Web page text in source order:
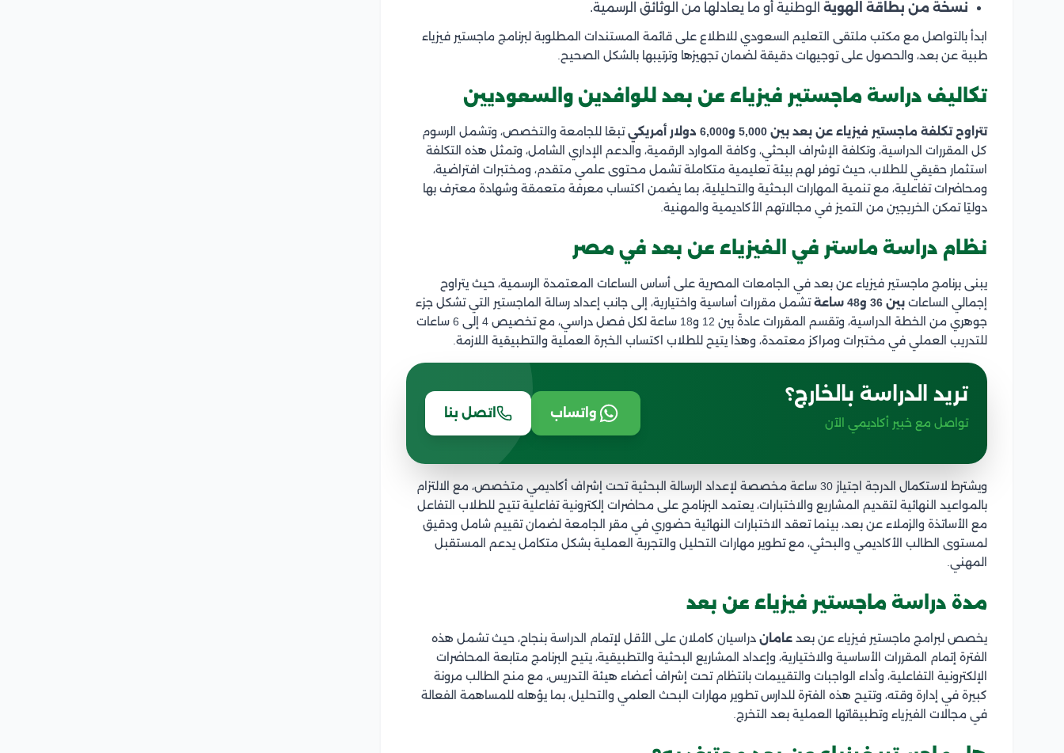
نسخة من بطاقة الهوية الوطنية أو ما يعادلها من الوثائق الرسمية.
ابدأ بالتواصل مع مكتب ملتقى التعليم السعودي للاطلاع على قائمة المستندات المطلوبة لبرنامج ماجستير فيزياء
طبية عن بعد، والحصول على توجيهات دقيقة لضمان تجهيزها وترتيبها بالشكل الصحيح.
تكاليف دراسة ماجستير فيزياء عن بعد للوافدين والسعوديين
تتراوح تكلفة ماجستير فيزياء عن بعد بين 5,000 و6,000 دولار أمريكي
تبعًا للجامعة والتخصص، وتشمل الرسوم
كل المقررات الدراسية، وتكلفة الإشراف البحثي، وكافة الموارد الرقمية، والدعم الإداري الشامل، وتمثل هذه التكلفة
استثمار حقيقي للطلاب، حيث توفر لهم بيئة تعليمية متكاملة تشمل محتوى علمي متقدم، ومختبرات افتراضية،
ومحاضرات تفاعلية، مع تنمية المهارات البحثية والتحليلية، بما يضمن اكتساب معرفة متعمقة وشهادة معترف بها
دوليًا تمكن الخريجين من التميز في مجالاتهم الأكاديمية والمهنية.
نظام دراسة ماستر في الفيزياء عن بعد في مصر
يبنى برنامج ماجستير فيزياء عن بعد في الجامعات المصرية على أساس الساعات المعتمدة الرسمية، حيث يتراوح
إجمالي الساعات بين 36 و48 ساعة
تشمل مقررات أساسية واختيارية، إلى جانب إعداد رسالة الماجستير التي تشكل جزء
جوهري من الخطة الدراسية، وتقسم المقررات عادةً بين 12 و18 ساعة لكل فصل دراسي، مع تخصيص 4 إلى 6 ساعات
للتدريب العملي في مختبرات ومراكز معتمدة، وهذا يتيح للطلاب اكتساب الخبرة العملية والتطبيقية اللازمة.
تريد الدراسة بالخارج؟
تواصل مع خبير أكاديمي الآن
واتساب اتصل بنا
ويشترط لاستكمال الدرجة اجتياز 30 ساعة مخصصة لإعداد الرسالة البحثية تحت إشراف أكاديمي متخصص، مع الالتزام
بالمواعيد النهائية لتقديم المشاريع والاختبارات، يعتمد البرنامج على محاضرات إلكترونية تفاعلية تتيح للطلاب التفاعل
مع الأساتذة والزملاء عن بعد، بينما تعقد الاختبارات النهائية حضوري في مقر الجامعة لضمان تقييم شامل ودقيق
لمستوى الطالب الأكاديمي والبحثي، مع تطوير مهارات التحليل والتجربة العملية بشكل متكامل يدعم المستقبل
المهني.
مدة دراسة ماجستير فيزياء عن بعد
يخصص لبرامج ماجستير فيزياء عن بعد عامان دراسيان كاملان على الأقل لإتمام الدراسة بنجاح، حيث تشمل هذه
الفترة إتمام المقررات الأساسية والاختيارية، وإعداد المشاريع البحثية والتطبيقية، يتيح البرنامج متابعة المحاضرات
الإلكترونية التفاعلية، وأداء الواجبات والتقييمات بانتظام تحت إشراف أعضاء هيئة التدريس، مع منح الطالب مرونة
كبيرة في إدارة وقته، وتتيح هذه الفترة للدارس تطوير مهارات البحث العلمي والتحليل، بما يؤهله للمساهمة الفعالة
في مجالات الفيزياء وتطبيقاتها العملية بعد التخرج.